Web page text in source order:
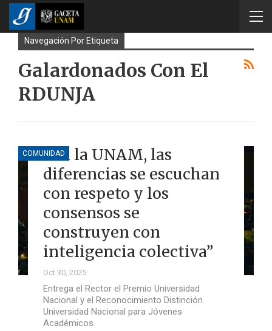
Navegación Por Etiqueta
Galardonados Con El
RDUNJA
COMUNIDAD“En la UNAM, las
diferencias se escuchan
con respeto y los
consensos se
construyen con
inteligencia colectiva”
Oct 30, 2025
Entrega el Rector el Premio Universidad
Nacional y el Reconocimiento Distinción
Universidad Nacional para Jóvenes
Académicos